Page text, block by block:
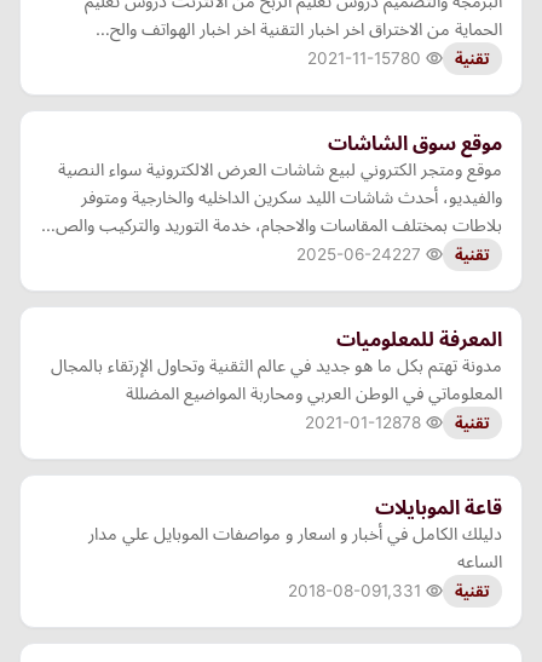
الحماية من الاختراق اخر اخبار التقنية اخر اخبار الهواتف والح…
تقنية 2021-11-15
موقع سوق الشاشات
موقع ومتجر الكتروني لبيع شاشات العرض الالكترونية سواء النصية
والفيديو، أحدث شاشات الليد سكرين الداخليه والخارجية ومتوفر
بلاطات بمختلف المقاسات والاحجام، خدمة التوريد والتركيب والص…
تقنية 2025-06-24
المعرفة للمعلوميات
مدونة تهتم بكل ما هو جديد في عالم الثقنية وتحاول الإرتقاء بالمجال
المعلوماتي في الوطن العربي ومحاربة المواضيع المضللة
تقنية 2021-01-12
قاعة الموبايلات
دليلك الكامل في أخبار و اسعار و مواصفات الموبايل علي مدار
الساعه
تقنية 2018-08-09